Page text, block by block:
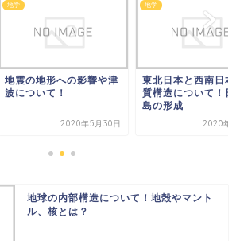
地学
地震の地形への影響や津
波について！
2020年5月30日
地学
東北日本と西南日本
質構造について！日
島の形成
2020年7
地球の内部構造について！地殻やマント
ル、核とは？